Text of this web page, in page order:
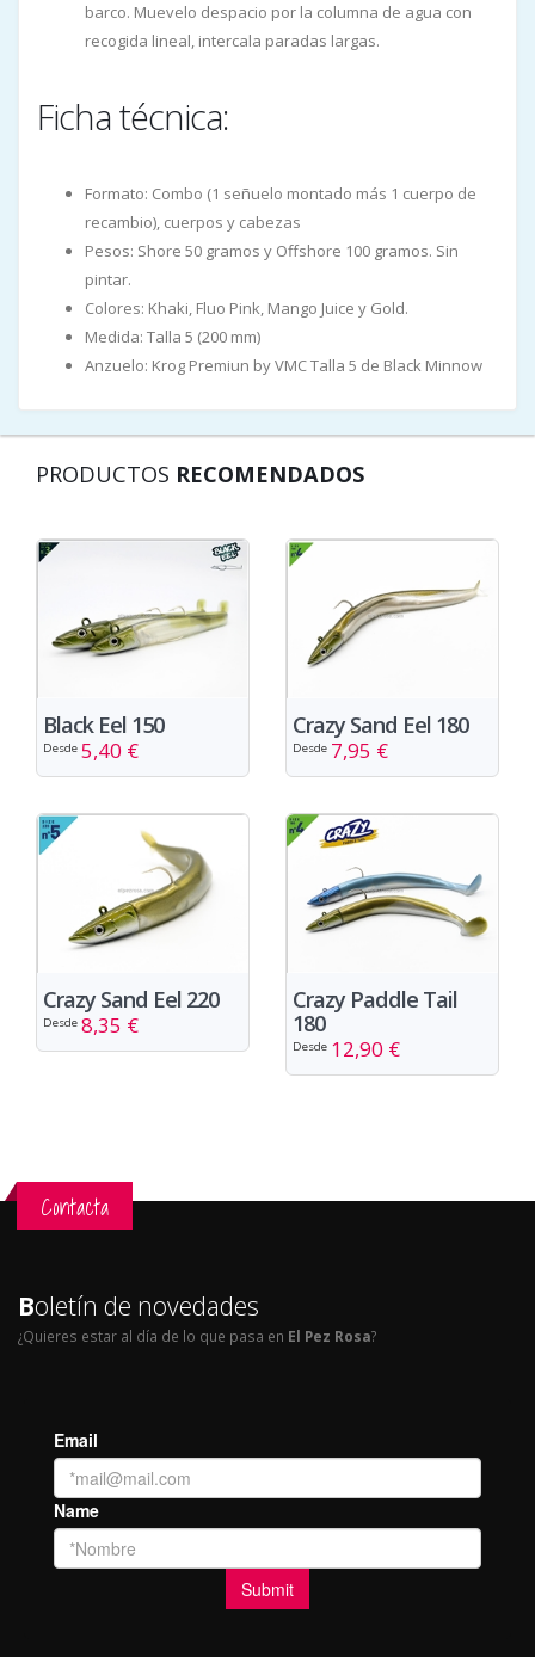
barco. Muevelo despacio por la columna de agua con
recogida lineal, intercala paradas largas.
Ficha técnica:
Formato: Combo (1 señuelo montado más 1 cuerpo de
recambio), cuerpos y cabezas
Pesos: Shore 50 gramos y Offshore 100 gramos. Sin
pintar.
Colores: Khaki, Fluo Pink, Mango Juice y Gold.
Medida: Talla 5 (200 mm)
Anzuelo: Krog Premiun by VMC Talla 5 de Black Minnow
PRODUCTOS RECOMENDADOS
Black Eel 150
Desde 5,40 €
Crazy Sand Eel 180
Desde 7,95 €
Crazy Sand Eel 220
Desde 8,35 €
Crazy Paddle Tail
180
Desde 12,90 €
Contacta
Boletín de novedades
¿Quieres estar al día de lo que pasa en El Pez Rosa?